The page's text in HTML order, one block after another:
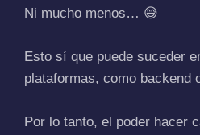
Ni mucho menos… 😅
Esto sí que puede suceder
plataformas, como backend
Por lo tanto, el poder hacer